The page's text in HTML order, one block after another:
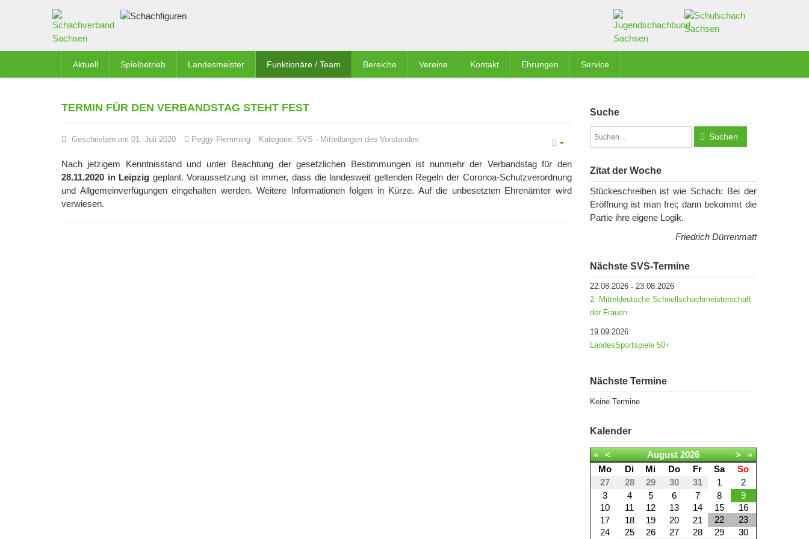
Aktuell Spielbetrieb Landesmeister Funktionäre / Team Bereiche Vereine Kontakt Ehrungen Service
TERMIN FÜR DEN VERBANDSTAG STEHT FEST
Geschrieben am 01. Juli 2020 Peggy Flemming Kategorie: SVS - Mitteilungen des Vorstandes
Nach jetzigem Kenntnisstand und unter Beachtung der gesetzlichen Bestimmungen ist nunmehr der Verbandstag für den
28.11.2020 in Leipzig geplant. Voraussetzung ist immer, dass die landesweit geltenden Regeln der Coronoa-Schutzverordnung
und Allgemeinverfügungen eingehalten werden. Weitere Informationen folgen in Kürze. Auf die unbesetzten Ehrenämter wird
verwiesen.
Suche
Suchen
Zitat der Woche
Stückeschreiben ist wie Schach: Bei der
Eröffnung ist man frei; dann bekommt die
Partie ihre eigene Logik.
Friedrich Dürrenmatt
Nächste SVS-Termine
22.08.2026- 23.08.2026
2. Mitteldeutsche Schnellschachmeisterschaft
der Frauen
19.09.2026
LandesSportspiele 50+
Nächste Termine
Keine Termine
Kalender
« < August 2026 >
»
Mo
Di Mi Do Fr Sa
So
27
28 29 30 31 1
2
3
4 5 6 7 8
9
10
11 12 13 14 15
16
17
18 19 20 21 22
23
24
25 26 27 28 29
30